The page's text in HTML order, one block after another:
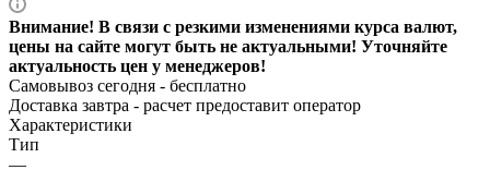
Внимание! В связи с резкими изменениями курса валют,
цены на сайте могут быть не актуальными! Уточняйте
актуальность цен у менеджеров!
Самовывоз сегодня - бесплатно
Доставка завтра - расчет предоставит оператор
Характеристики
Тип
—